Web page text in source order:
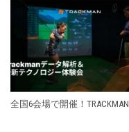
全国6会場で開催！